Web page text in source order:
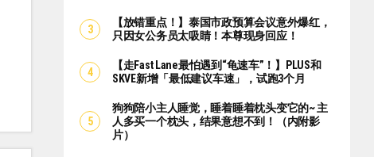
【放错重点！】泰国市政预算会议意外爆红，
只因女公务员太吸睛！本尊现身回应！
【走Fast Lane最怕遇到“龟速车”！】PLUS和
SKVE新增「最低建议车速」，试跑3个月
狗狗陪小主人睡觉，睡着睡着枕头变它的~ 主
人多买一个枕头，结果意想不到！（内附影
片）